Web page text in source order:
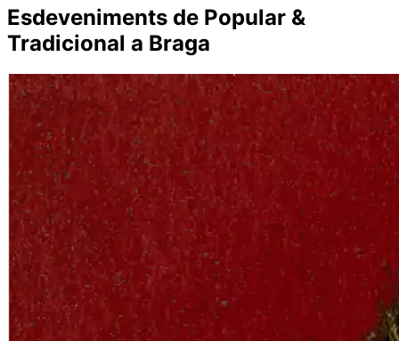
Esdeveniments de Popular &
Tradicional a Braga